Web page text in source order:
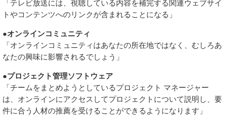
「テレビ放送には、視聴している内容を補完する関連ウェブサイ
トやコンテンツへのリンクが含まれることになる」
●オンラインコミュニティ
「オンラインコミュニティはあなたの所在地ではなく、むしろあ
なたの興味に影響されるでしょう」
●プロジェクト管理ソフトウェア
「チームをまとめようとしているプロジェクト マネージャー
は、オンラインにアクセスしてプロジェクトについて説明し、要
件に合う人材の推薦を受けることができるようになります」